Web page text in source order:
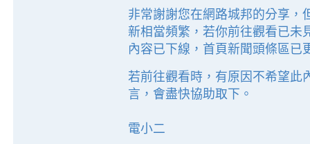
非常謝謝您在網路城邦的分享，
新相當頻繁，若你前往觀看已未
內容已下線，首頁新聞頭條區已
若前往觀看時，有原因不希望此
言，會盡快協助取下。
電小二